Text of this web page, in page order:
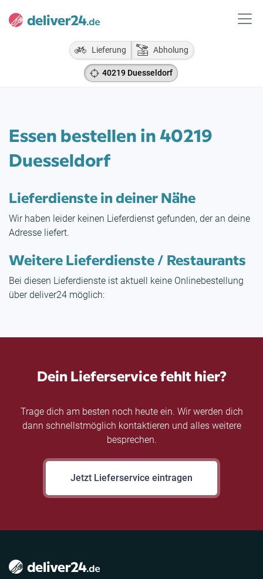
Lieferung Abholung
40219 Duesseldorf
Essen bestellen in 40219
Duesseldorf
Lieferdienste in deiner Nähe
Wir haben leider keinen Lieferdienst gefunden, der an deine
Adresse liefert.
Weitere Lieferdienste / Restaurants
Bei diesen Lieferdienste ist aktuell keine Onlinebestellung
über deliver24 möglich:
Dein Lieferservice fehlt hier?
Trage dich am besten noch heute ein. Wir werden dich
dann schnellstmöglich kontaktieren und alles weitere
besprechen.
Jetzt Lieferservice eintragen